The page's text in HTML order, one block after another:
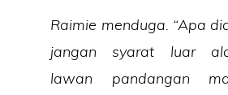
Raimie menduga. “Apa
jangan syarat luar
lawan pandangan